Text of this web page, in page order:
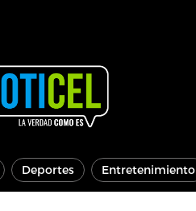
Deportes Entretenimiento